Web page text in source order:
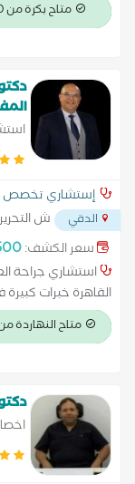
بمستشفيات التأمين
متاح بكرة من 5:00 مساءً
إستشاري تخصص
الدقي ش
سعر الكشف:
استشاري جراحة
القاهرة خبرات
الكتف,تركيب مفصل
مشاكل الأطراف علاج
متاح النهاردة من 8:00